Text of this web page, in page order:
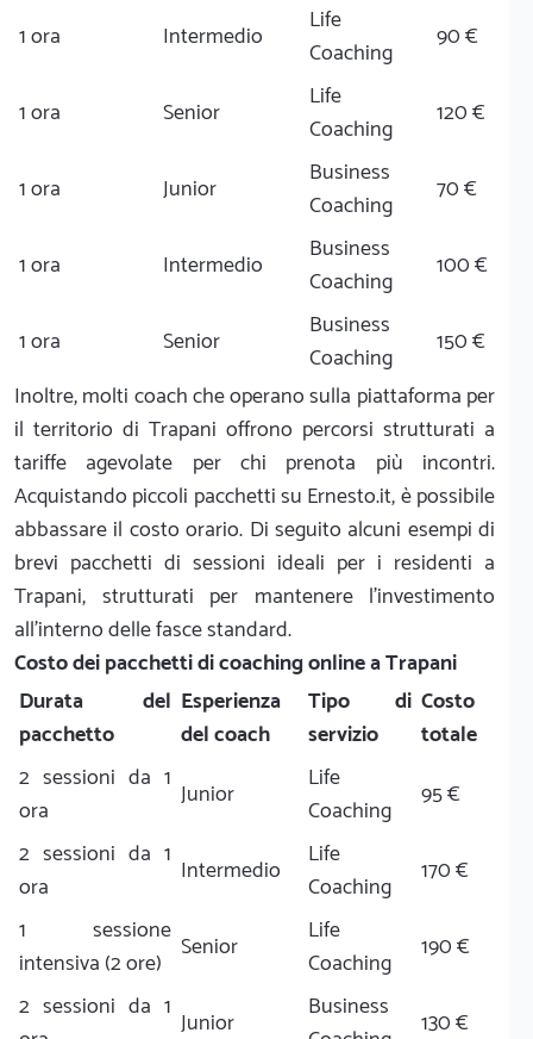
1 ora Intermedio
Life
Coaching
90 €
1 ora Senior
Life
Coaching
120 €
1 ora Junior
Business
Coaching
70 €
1 ora Intermedio
Business
Coaching
100 €
1 ora Senior
Business
Coaching
150 €
Inoltre, molti coach che operano sulla piattaforma per
il territorio di Trapani offrono percorsi strutturati a
tariffe agevolate per chi prenota più incontri.
Acquistando piccoli pacchetti su Ernesto.it, è possibile
abbassare il costo orario. Di seguito alcuni esempi di
brevi pacchetti di sessioni ideali per i residenti a
Trapani, strutturati per mantenere l'investimento
all'interno delle fasce standard.
Costo dei pacchetti di coaching online a Trapani
Durata del
pacchetto
Esperienza
del coach
Tipo di
servizio
Costo
totale
2 sessioni da 1
ora
Junior
Life
Coaching
95 €
2 sessioni da 1
ora
Intermedio
Life
Coaching
170 €
1 sessione
intensiva (2 ore) Senior
Life
Coaching
190 €
2 sessioni da 1 Junior
Business
130 €